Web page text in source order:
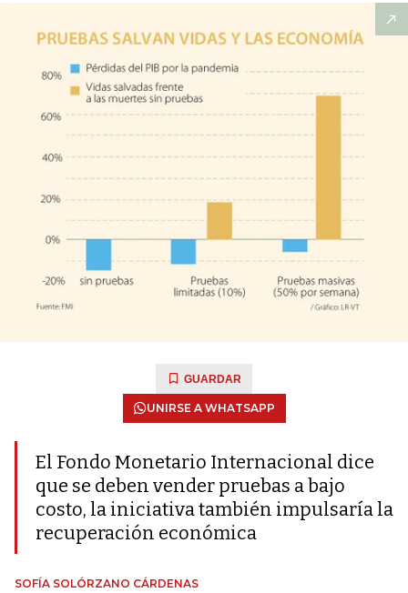
GUARDAR
UNIRSE A WHATSAPP
El Fondo Monetario Internacional dice
que se deben vender pruebas a bajo
costo, la iniciativa también impulsaría la
recuperación económica
SOFÍA SOLÓRZANO CÁRDENAS